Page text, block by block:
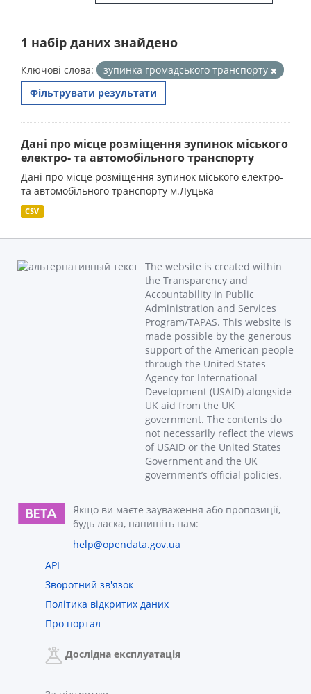
1 набір даних знайдено
Ключові слова:
зупинка громадського транспорту
Фільтрувати результати
Дані про місце розміщення зупинок міського
електро- та автомобільного транспорту
Дані про місце розміщення зупинок міського електро-
та автомобільного транспорту м.Луцька
CSV
The website is created within
the Transparency and
Accountability in Public
Administration and Services
Program/TAPAS. This website is
made possible by the generous
support of the American people
through the United States
Agency for International
Development (USAID) alongside
UK aid from the UK
government. The contents do
not necessarily reflect the views
of USAID or the United States
Government and the UK
government’s official policies.
Якщо ви маєте зауваження або пропозиції,
будь ласка, напишіть нам:
help@opendata.gov.ua
API
Зворотний зв'язок
Політика відкритих даних
Про портал
Дослідна експлуатація